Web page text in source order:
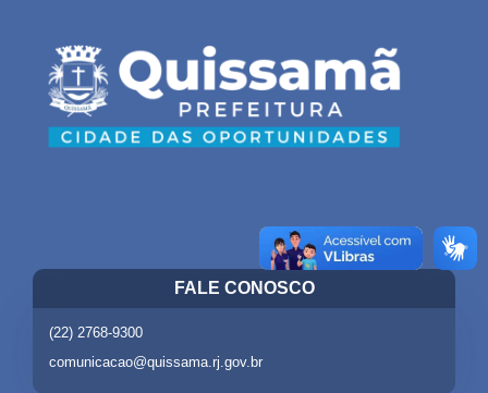
FALE CONOSCO
(22) 2768-9300
comunicacao@quissama.rj.gov.br